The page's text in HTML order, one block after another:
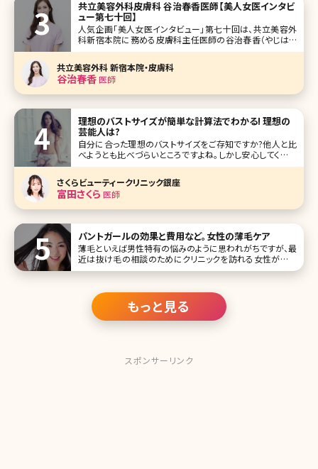
共立美容外科皮膚科 谷治春香医師【美人女医インタビ
ュー第七十回】
人気企画「美人女医インタビュー」第七十回は、共立美容外
科新宿本院に務める皮膚科主任医師の谷治春香（やじはる
か）先生です。 創立38年以上の歴史ある共立美容外科の皮
膚科部門を立ち上げた経験もある谷治先生。「共立といえば
外科も皮膚科も行っているオールマイティなクリニック」とい
う新たなイメージを浸透
共立美容外科 新宿本院・皮膚科
谷治春香医師
理想のバストサイズが簡単な計算法でわかる! 理想の
芸能人は?
自分に合った理想のバストサイズをご存知ですか?他人と比
べようとも比べづらいところですよね。しかし安心してくださ
い。今回は簡単に算出できる計算法とともに、理想のバスト
を持つ芸能人達の美乳の秘訣までをご紹介します! 目次 1.
自分の理想のバストサイズを知ろう 1-1.理想のバストサイズ
の計算
さくらビューティークリニック銀座
富田さくら 医師
パントガールの効果と費用など。女性の薄毛ケア
薄毛といえば男性特有の悩みのように思われがちですが、最
近は抜け毛の相談のためにクリニックを訪れる女性が増え
ています。女性の薄毛は加齢が大きな原因ですが、ストレスや
も少なくありません。このような女性の薄毛を改善してくれる
内服薬として注目を集めているの
もっと見る
スポンサーリンク